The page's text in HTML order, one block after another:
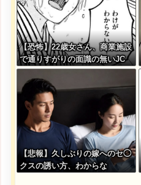
【恐怖】22歳女さん、商業施設
で通りすがりの面識の無いJC
にラリアットして逮捕されてし
まう・・・
【悲報】久しぶりの嫁へのセ◯
クスの誘い方、わからな